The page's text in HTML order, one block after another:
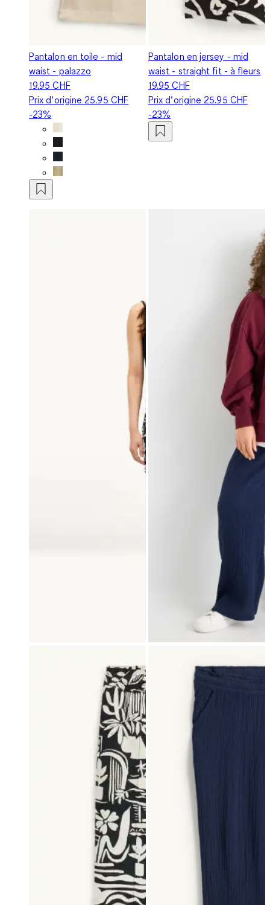
Pantalon en toile - mid
waist - palazzo
19.95 CHF
Prix d‘origine 25.95 CHF
-23%
Pantalon en jersey - mid
waist - straight fit - à fleurs
19.95 CHF
Prix d‘origine 25.95 CHF
-23%